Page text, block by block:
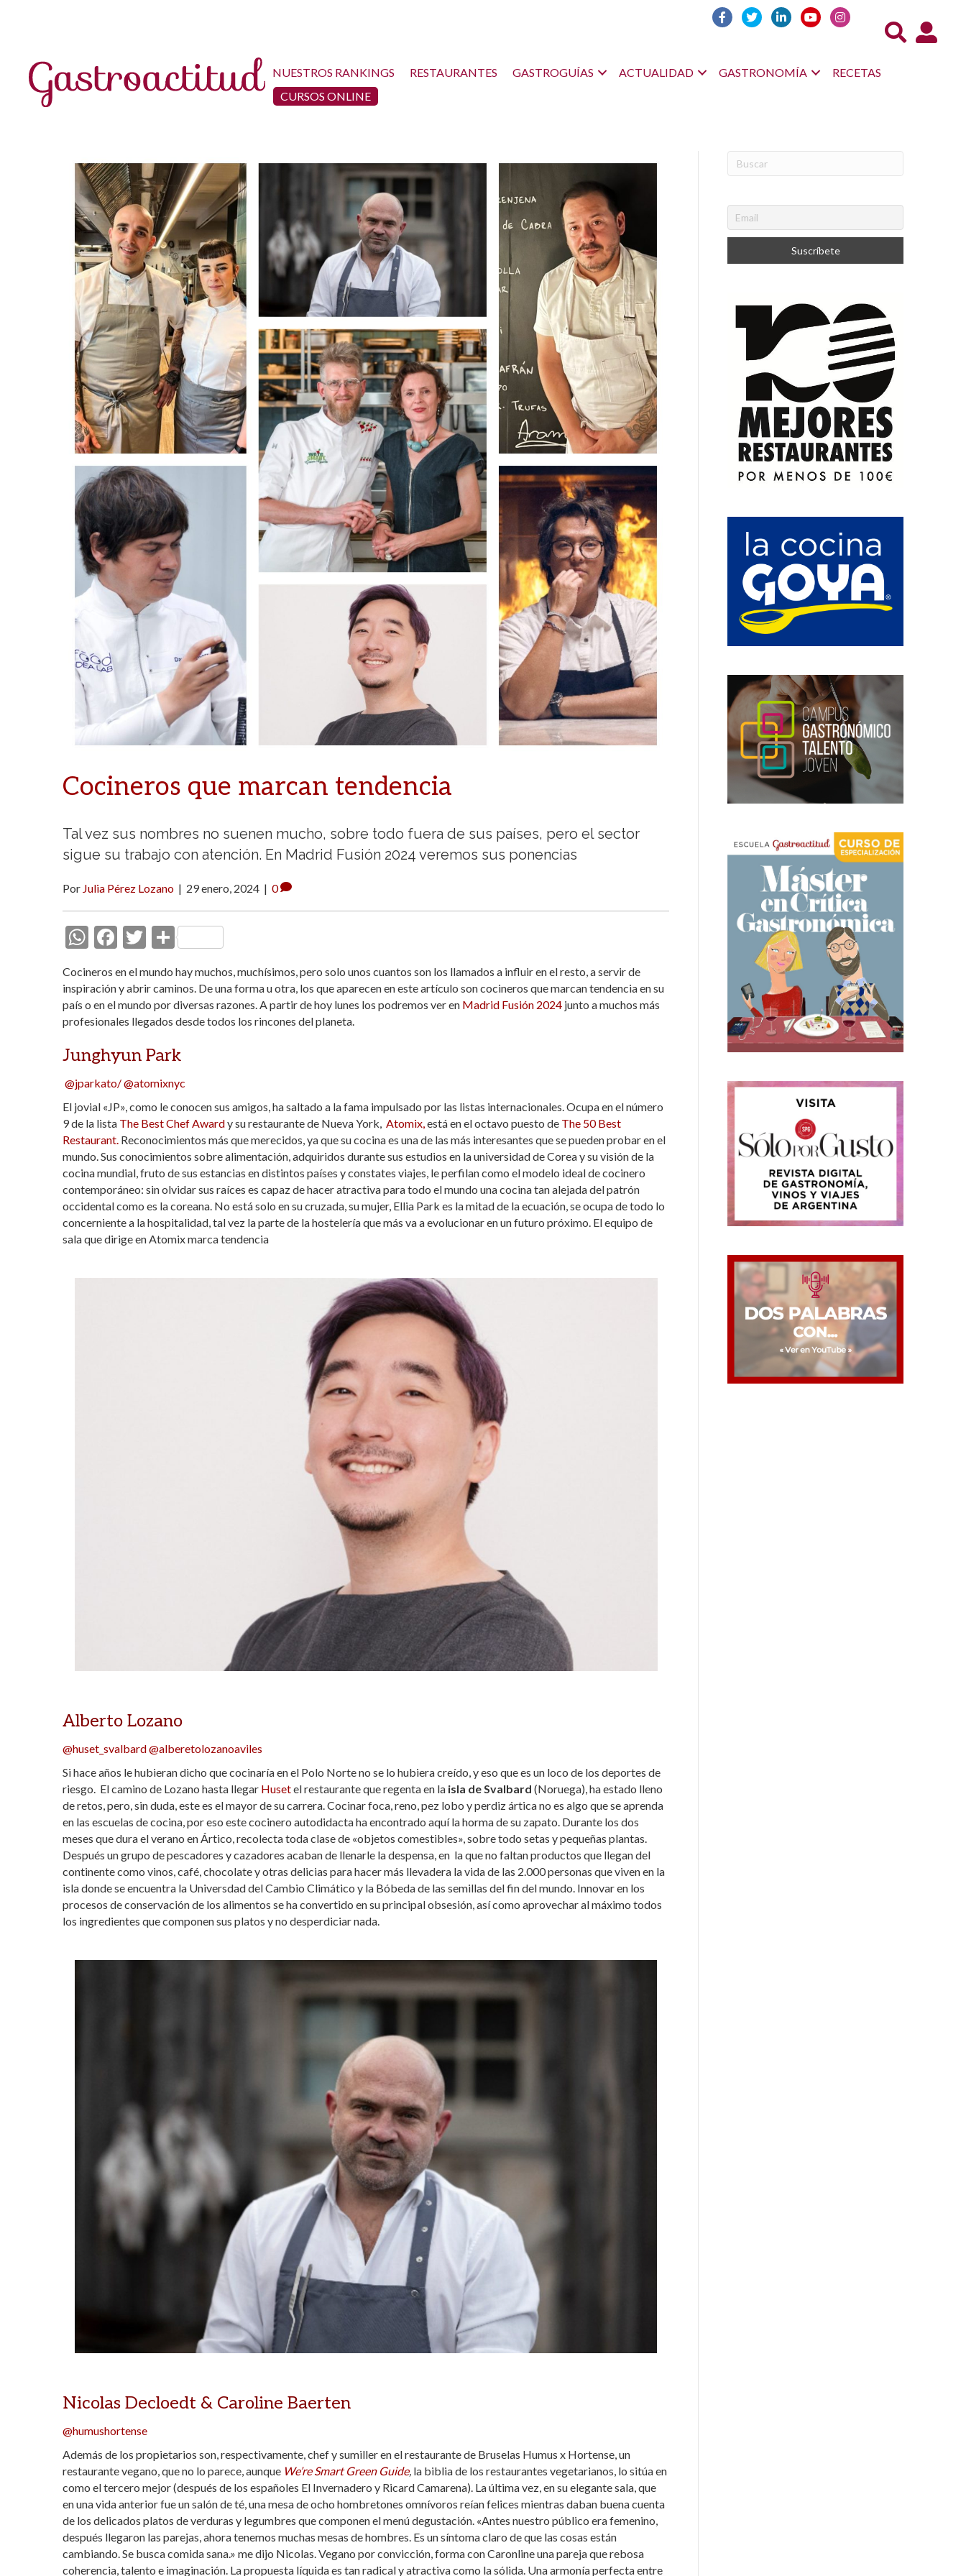
Acceso
NUESTROS RANKINGS RESTAURANTES GASTROGUÍAS ACTUALIDAD GASTRONOMÍA
RECETAS
CURSOS ONLINE
Cocineros que marcan tendencia
Tal vez sus nombres no suenen mucho, sobre todo fuera de sus países, pero el sector
sigue su trabajo con atención. En Madrid Fusión 2024 veremos sus ponencias
Por Julia Pérez Lozano | 29 enero, 2024 | 0
W
at
s
A
p
p
F
e
b
o
o
k
T
itt
er
C
m
p
ar
ti
r
Cocineros en el mundo hay muchos, muchísimos, pero solo unos cuantos son los llamados a influir en el resto, a servir de
inspiración y abrir caminos. De una forma u otra, los que aparecen en este artículo son cocineros que marcan tendencia en su
país o en el mundo por diversas razones. A partir de hoy lunes los podremos ver en Madrid Fusión 2024 junto a muchos más
profesionales llegados desde todos los rincones del planeta.
Junghyun Park
@jparkato/@atomixnyc
El jovial «JP», como le conocen sus amigos, ha saltado a la fama impulsado por las listas internacionales. Ocupa en el número
9 de la lista The Best Chef Awardy su restaurante de Nueva York, Atomix, está en el octavo puesto de The 50 Best
Restaurant. Reconocimientos más que merecidos, ya que su cocina es una de las más interesantes que se pueden probar en el
mundo. Sus conocimientos sobre alimentación, adquiridos durante sus estudios en la universidad de Corea y su visión de la
cocina mundial, fruto de sus estancias en distintos países y constates viajes, le perfilan como el modelo ideal de cocinero
contemporáneo: sin olvidar sus raíces es capaz de hacer atractiva para todo el mundo una cocina tan alejada del patrón
occidental como es la coreana. No está solo en su cruzada, su mujer, Ellia Park es la mitad de la ecuación, se ocupa de todo lo
concerniente a la hospitalidad, tal vez la parte de la hostelería que más va a evolucionar en un futuro próximo. El equipo de
sala que dirige en Atomix marca tendencia
Alberto Lozano
@huset_svalbard@alberetolozanoaviles
Si hace años le hubieran dicho que cocinaría en el Polo Norte no se lo hubiera creído, y eso que es un loco de los deportes de
riesgo. El camino de Lozano hasta llegar Husetel restaurante que regenta en la isla de Svalbard (Noruega), ha estado lleno
de retos, pero, sin duda, este es el mayor de su carrera. Cocinar foca, reno, pez lobo y perdiz ártica no es algo que se aprenda
en las escuelas de cocina, por eso este cocinero autodidacta ha encontrado aquí la horma de su zapato. Durante los dos
meses que dura el verano en Ártico, recolecta toda clase de «objetos comestibles», sobre todo setas y pequeñas plantas.
Después un grupo de pescadores y cazadores acaban de llenarle la despensa, en la que no faltan productos que llegan del
continente como vinos, café, chocolate y otras delicias para hacer más llevadera la vida de las 2.000 personas que viven en la
isla donde se encuentra la Universdad del Cambio Climático y la Bóbeda de las semillas del fin del mundo. Innovar en los
procesos de conservación de los alimentos se ha convertido en su principal obsesión, así como aprovechar al máximo todos
los ingredientes que componen sus platos y no desperdiciar nada.
Nicolas Decloedt & Caroline Baerten
@humushortense
Además de los propietarios son, respectivamente, chef y sumiller en el restaurante de Bruselas Humus x Hortense, un
restaurante vegano, que no lo parece, aunque We’re Smart Green Guide, la biblia de los restaurantes vegetarianos, lo sitúa en
como el tercero mejor (después de los españoles El Invernadero y Ricard Camarena). La última vez, en su elegante sala, que
en una vida anterior fue un salón de té, una mesa de ocho hombretones omnívoros reían felices mientras daban buena cuenta
de los delicados platos de verduras y legumbres que componen el menú degustación. «Antes nuestro público era femenino,
después llegaron las parejas, ahora tenemos muchas mesas de hombres. Es un síntoma claro de que las cosas están
cambiando. Se busca comida sana.» me dijo Nicolas. Vegano por convicción, forma con Caronline una pareja que rebosa
coherencia, talento e imaginación. La propuesta líquida es tan radical y atractiva como la sólida. Una armonía perfecta entre